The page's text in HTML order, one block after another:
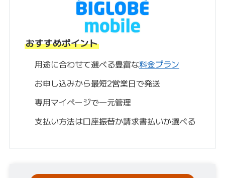
おすすめポイント
用途に合わせて選べる豊富な料金プラン
お申し込みから最短2営業日で発送
専用マイページで一元管理
支払い方法は口座振替か請求書払いか選べる